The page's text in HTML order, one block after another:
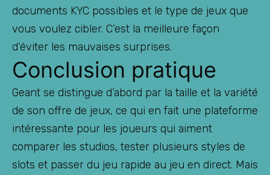
documents KYC possibles et le type de jeux que
vous voulez cibler. C’est la meilleure façon
d’éviter les mauvaises surprises.
Conclusion pratique
Geant se distingue d’abord par la taille et la variété
de son offre de jeux, ce qui en fait une plateforme
intéressante pour les joueurs qui aiment
comparer les studios, tester plusieurs styles de
slots et passer du jeu rapide au jeu en direct. Mais